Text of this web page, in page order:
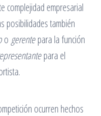
complejidad empresarial
posibilidades también
o gerentepara la función
para el
ocurren hechos